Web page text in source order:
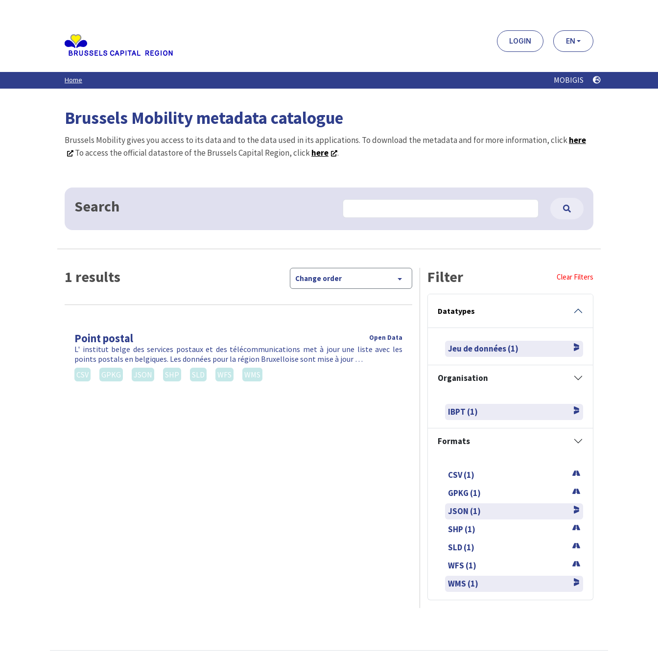
LOGIN EN
Home MOBIGIS
Brussels Mobility metadata catalogue
Brussels Mobility gives you access to its data and to the data used in its applications. To download the metadata and for more information, clickhere
To access the official datastore of the Brussels Capital Region, clickhere .
Search
1 results Change order
Point postal Open Data
L' institut belge des services postaux et des télécommunications met à jour une liste avec les
points postals en belgiques. Les données pour la région Bruxelloise sont mise à jour …
CSV
GPKG JSON SHP SLD WFS WMS
Filter Clear Filters
Datatypes
Jeu de données (1)
Organisation
IBPT (1)
Formats
CSV (1)
GPKG (1)
JSON (1)
SHP (1)
SLD (1)
WFS (1)
WMS (1)